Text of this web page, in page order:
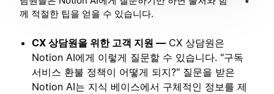
께 적절한 팁을 얻을 수 있습니다.
CX 상담원을 위한 고객 지원 — CX 상담원은
Notion AI에게 이렇게 질문할 수 있습니다. "구독
서비스 환불 정책이 어떻게 되지?" 질문을 받은
Notion AI는 지식 베이스에서 구체적인 정보를 제